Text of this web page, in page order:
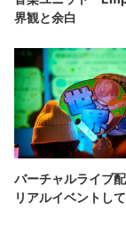
界観と余白
バーチャルライブ
リアルイベントし